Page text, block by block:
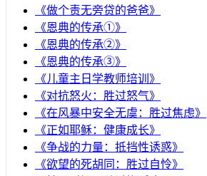
《做个责无旁贷的爸爸》
《恩典的传承①》
《恩典的传承②》
《恩典的传承③》
《儿童主日学教师培训》
《对抗怒火：胜过怒气》
《在风暴中安全无虞：胜过焦虑》
《正如耶稣：健康成长》
《争战的力量：抵挡性诱惑》
《欲望的死胡同：胜过自怜》